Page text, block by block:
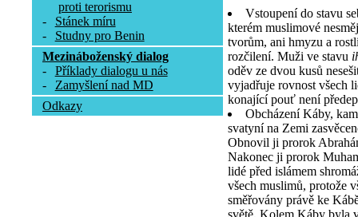
proti terorismu
-
Stánek míru
-
Studny pro Benin
Mezináboženský dialog
-
Příklady dialogu u nás
-
Zamyšlení nad MD
Odkazy
Vstoupení do stavu
kterém muslimové
tvorům, ani hmyzu a
rozčilení. Muži ve stavu
oděv ze dvou kusů
vyjadřuje rovnost všech
konající pouť není
Obcházení Káby,
svatyní na Zemi
Obnovil ji prorok
Nakonec ji prorok
lidé před islámem
všech muslimů, protože
směřovány právě ke
světě. Kolem Káby byla